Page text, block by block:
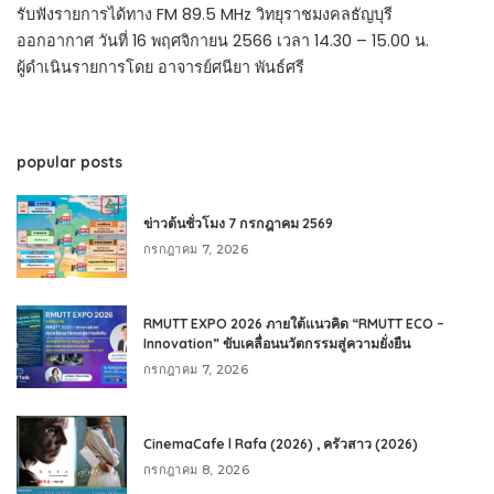
รับฟังรายการได้ทาง FM 89.5 MHz วิทยุราชมงคลธัญบุรี
ออกอากาศ วันที่ 16 พฤศจิกายน 2566 เวลา 14.30 – 15.00 น.
ผู้ดำเนินรายการโดย อาจารย์ศนียา พันธ์ศรี
popular posts
ข่าวต้นชั่วโมง 7 กรกฎาคม 2569
กรกฎาคม 7, 2026
RMUTT EXPO 2026 ภายใต้แนวคิด “RMUTT ECO –
Innovation” ขับเคลื่อนนวัตกรรมสู่ความยั่งยืน
กรกฎาคม 7, 2026
CinemaCafe l Rafa (2026) , ครัวสาว (2026)
กรกฎาคม 8, 2026